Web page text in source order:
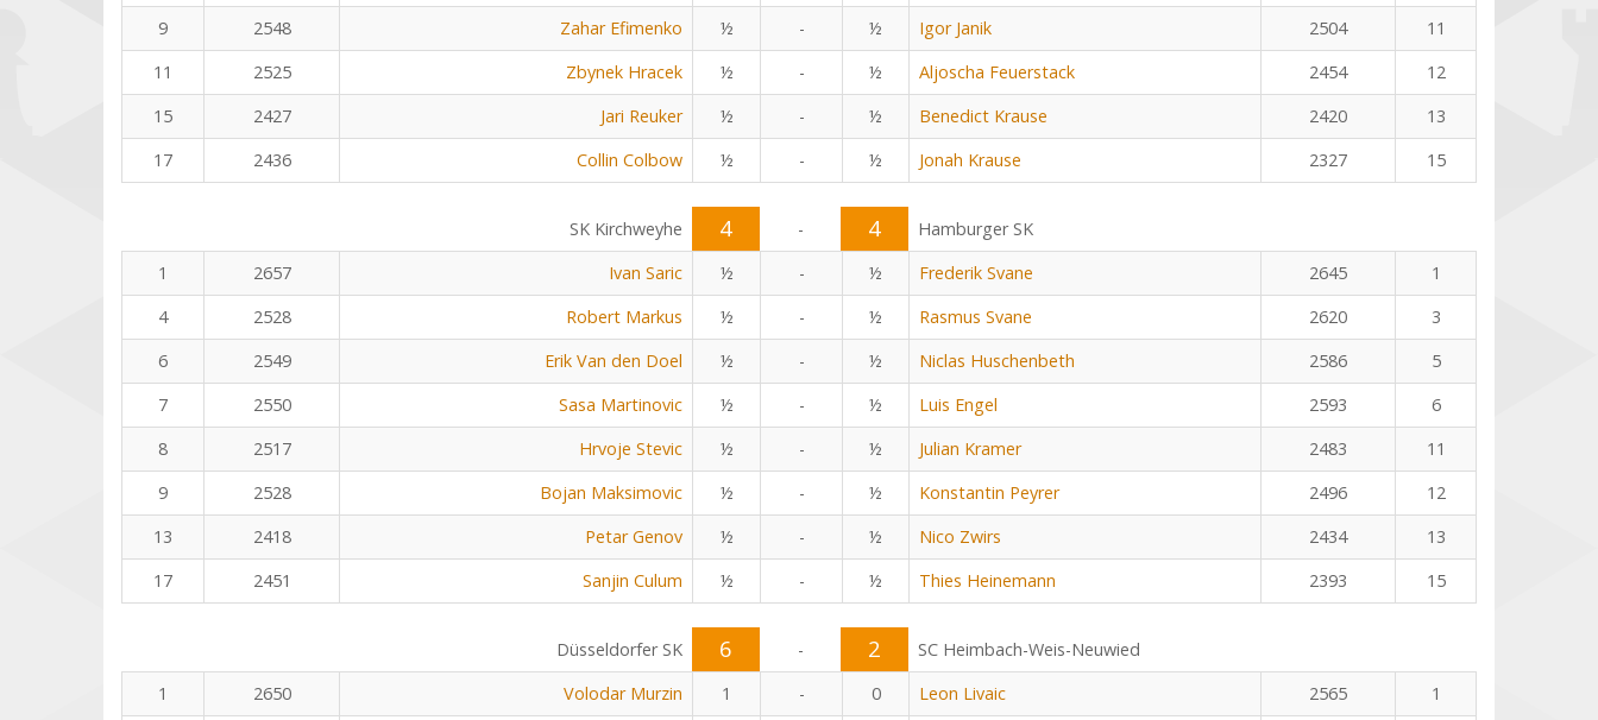
9
2548 Zahar Efimenko ½ - ½ Igor Janik 2504
11
11
2525 Zbynek Hracek ½ - ½ Aljoscha Feuerstack 2454
12
15
2427 Jari Reuker ½ - ½ Benedict Krause 2420
13
17
2436 Collin Colbow ½ - ½ Jonah Krause 2327 15
SK Kirchweyhe 4 - 4
Hamburger SK
1
2657 Ivan Saric ½ - ½ Frederik Svane 2645
1
4
2528 Robert Markus ½ - ½ Rasmus Svane 2620
3
6
2549 Erik Van den Doel ½ - ½ Niclas Huschenbeth 2586
5
7
2550 Sasa Martinovic ½ - ½ Luis Engel 2593
6
8
2517 Hrvoje Stevic ½ - ½ Julian Kramer 2483
11
9
2528 Bojan Maksimovic ½ - ½ Konstantin Peyrer 2496
12
13
2418 Petar Genov ½ - ½ Nico Zwirs 2434
13
17
2451 Sanjin Culum ½ - ½ Thies Heinemann 2393 15
Düsseldorfer SK 6 - 2
SC Heimbach-Weis-Neuwied
1
2650 Volodar Murzin 1 - 0 Leon Livaic 2565
1